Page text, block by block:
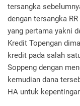
tersangka
dengan tersangka
yang pertama yakni
Kredit Topengan
kredit pada salah
Soppeng dengan
kemudian dana
HA untuk